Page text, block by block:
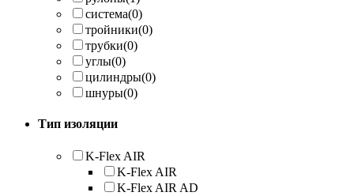
система(0)
тройники(0)
трубки(0)
углы(0)
цилиндры(0)
шнуры(0)
Тип изоляции
K-Flex AIR
K-Flex AIR
K-Flex AIR AD